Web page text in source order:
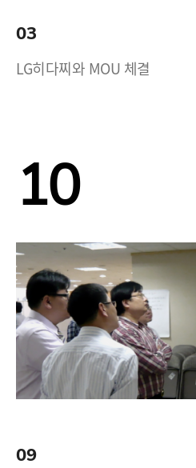
03
LG히다찌와 MOU 체결
10
09